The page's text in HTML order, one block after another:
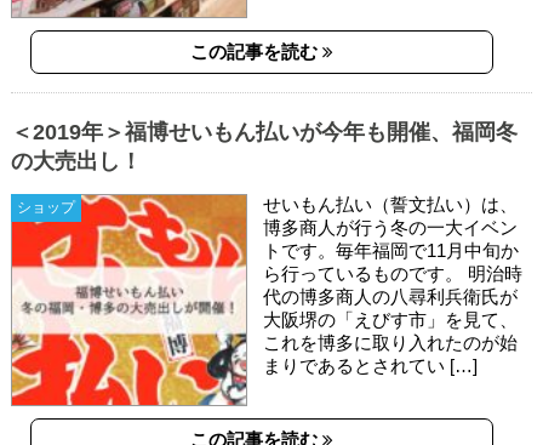
この記事を読む
ショップ
＜2019年＞福博せいもん払いが今年も開催、福岡冬
の大売出し！
せいもん払い（誓文払い）は、
博多商人が行う冬の一大イベン
トです。毎年福岡で11月中旬か
ら行っているものです。 明治時
代の博多商人の八尋利兵衛氏が
大阪堺の「えびす市」を見て、
これを博多に取り入れたのが始
まりであるとされてい […]
この記事を読む